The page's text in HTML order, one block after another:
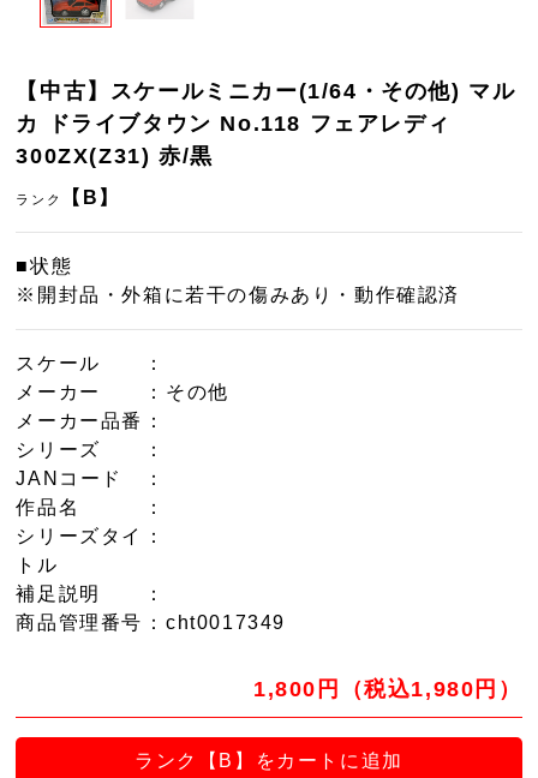
【中古】スケールミニカー(1/64・その他) マル
カ ドライブタウン No.118 フェアレディ
300ZX(Z31) 赤/黒
ランク 【B】
■状態
※開封品・外箱に若干の傷みあり・動作確認済
スケール
：
メーカー
：その他
メーカー品番
：
シリーズ
：
JANコード
：
作品名
：
シリーズタイ
トル
：
補足説明
：
商品管理番号 ：cht0017349
1,800円（税込1,980円）
ランク【B】をカートに追加